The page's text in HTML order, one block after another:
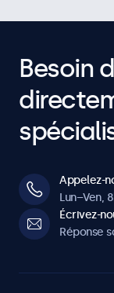
Besoin
Appelez-
Lun–Ven,
Écrivez-
Réponse